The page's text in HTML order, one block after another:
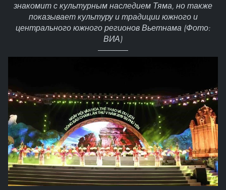
знакомит с культурным наследием Тяма, но также
показывает культуру и традиции южного и
центрального южного регионов Вьетнама (Фото:
ВИА)